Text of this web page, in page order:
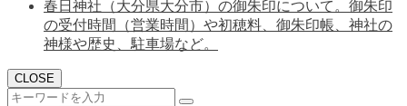
春日神社（大分県大分市）の御朱印について。御朱印
の受付時間（営業時間）や初穂料、御朱印帳、神社の
神様や歴史、駐車場など。
CLOSE